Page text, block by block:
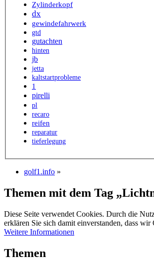
Zylinderkopf
dx
gewindefahrwerk
gtd
gutachten
hinten
jb
jetta
kaltstartprobleme
1
pirelli
pl
recaro
reifen
reparatur
tieferlegung
golf1.info »
Themen mit dem Tag
Diese Seite verwendet Cookies. Durch die
erklären Sie sich damit einverstanden, dass wir
Weitere Informationen
Themen